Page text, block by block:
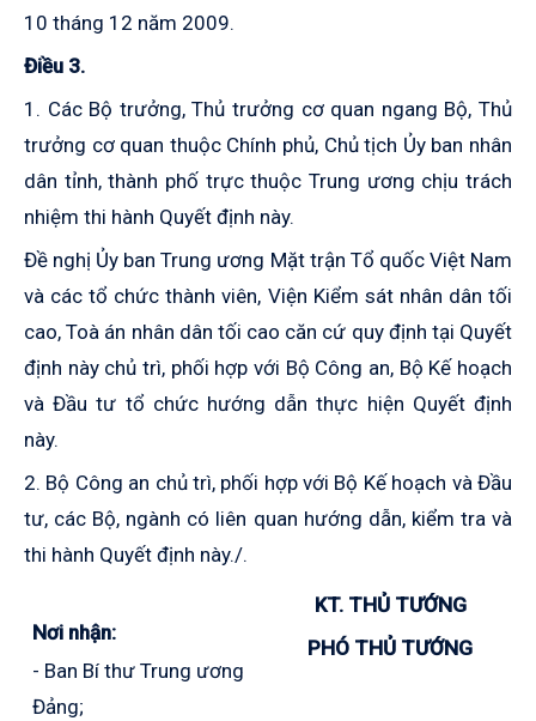
10 tháng 12 năm 2009.
Điều 3.
1. Các Bộ trưởng, Thủ trưởng cơ quan ngang Bộ, Thủ
trưởng cơ quan thuộc Chính phủ, Chủ tịch Ủy ban nhân
dân tỉnh, thành phố trực thuộc Trung ương chịu trách
nhiệm thi hành Quyết định này.
Đề nghị Ủy ban Trung ương Mặt trận Tổ quốc Việt Nam
và các tổ chức thành viên, Viện Kiểm sát nhân dân tối
cao, Toà án nhân dân tối cao căn cứ quy định tại Quyết
định này chủ trì, phối hợp với Bộ Công an, Bộ Kế hoạch
và Đầu tư tổ chức hướng dẫn thực hiện Quyết định
này.
2. Bộ Công an chủ trì, phối hợp với Bộ Kế hoạch và Đầu
tư, các Bộ, ngành có liên quan hướng dẫn, kiểm tra và
thi hành Quyết định này./.
Nơi nhận:
- Ban Bí thư Trung ương
Đảng;
KT. THỦ TƯỚNG
PHÓ THỦ TƯỚNG